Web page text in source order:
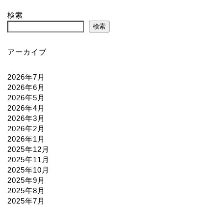
検索
検索
アーカイブ
2026年7月
2026年6月
2026年5月
2026年4月
2026年3月
2026年2月
2026年1月
2025年12月
2025年11月
2025年10月
2025年9月
2025年8月
2025年7月